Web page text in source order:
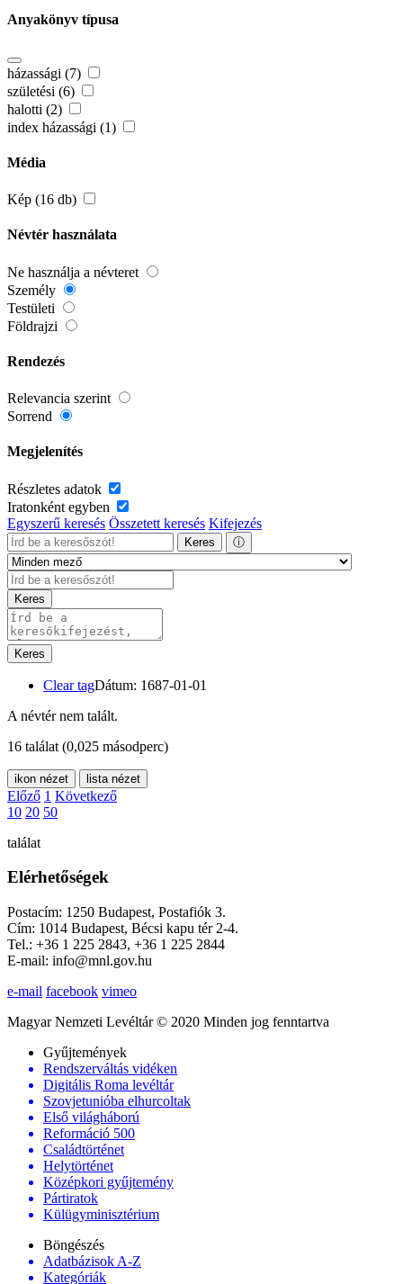
Anyakönyv típusa
házassági (7)
születési (6)
halotti (2)
index házassági (1)
Média
Kép (16 db)
Névtér használata
Ne használja a névteret
Személy
Testületi
Földrajzi
Rendezés
Relevancia szerint
Sorrend
Megjelenítés
Részletes adatok
Iratonként egyben
Egyszerű keresés Összetett keresés Kifejezés
Keres ⓘ
Keres
Keres
Clear tagDátum: 1687-01-01
A névtér nem talált.
16 találat (0,025 másodperc)
ikon nézet lista nézet
Előző 1 Következő
10 20 50
találat
Elérhetőségek
Postacím: 1250 Budapest, Postafiók 3.
Cím: 1014 Budapest, Bécsi kapu tér 2-4.
Tel.: +36 1 225 2843, +36 1 225 2844
E-mail: info@mnl.gov.hu
e-mail facebook vimeo
Magyar Nemzeti Levéltár © 2020 Minden jog fenntartva
Gyűjtemények
Rendszerváltás vidéken
Digitális Roma levéltár
Szovjetunióba elhurcoltak
Első világháború
Reformáció 500
Családtörténet
Helytörténet
Középkori gyűjtemény
Pártiratok
Külügyminisztérium
Böngészés
Adatbázisok A-Z
Kategóriák